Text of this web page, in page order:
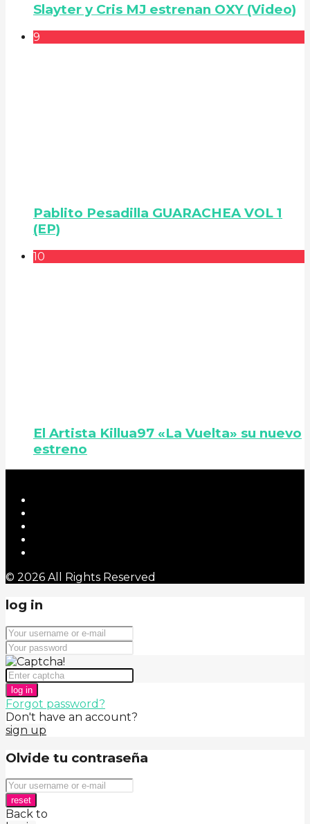
Slayter y Cris MJ estrenan OXY (Video)
9
Pablito Pesadilla GUARACHEA VOL 1
(EP)
10
El Artista Killua97 «La Vuelta» su nuevo
estreno
© 2026 All Rights Reserved
log in
log in
Forgot password?
Don't have an account?
sign up
Olvide tu contraseña
reset
Back to